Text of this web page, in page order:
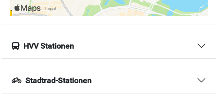
HVV Stationen
Stadtrad-Stationen